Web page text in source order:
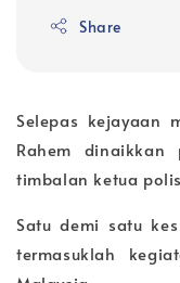
Share
Selepas kejayaan
Rahem dinaikkan
timbalan ketua
Satu demi satu
termasuklah